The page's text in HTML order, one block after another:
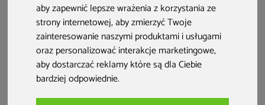
aby zapewnić lepsze wrażenia z korzystania ze
strony internetowej,aby zmierzyć Twoje
zainteresowanie naszymi produktami i usługami
oraz personalizować interakcje marketingowe,
aby dostarczać reklamy które są dla Ciebie
bardziej odpowiednie.